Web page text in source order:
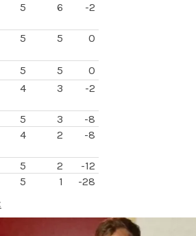
5 6 -2
5 5 0
5 5
0
4 3 -2
5 3
-8
4 2 -8
5 2
-12
5 1 -28